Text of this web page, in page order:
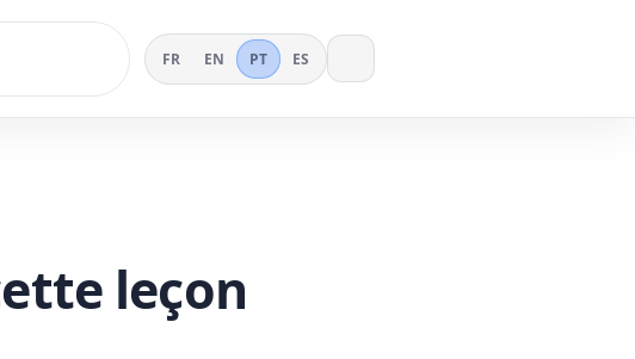
FR EN PT ES
leçon